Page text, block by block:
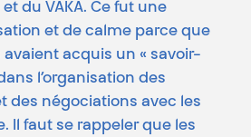
et du VAKA. Ce fut une
et de calme parce que
acquis un « savoir-
l’organisation des
des négociations avec les
Il faut se rappeler que les